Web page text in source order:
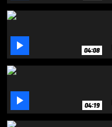
 04:08
 04:19